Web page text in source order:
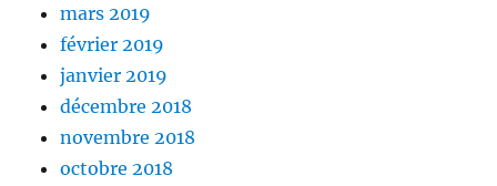
mars 2019
février 2019
janvier 2019
décembre 2018
novembre 2018
octobre 2018